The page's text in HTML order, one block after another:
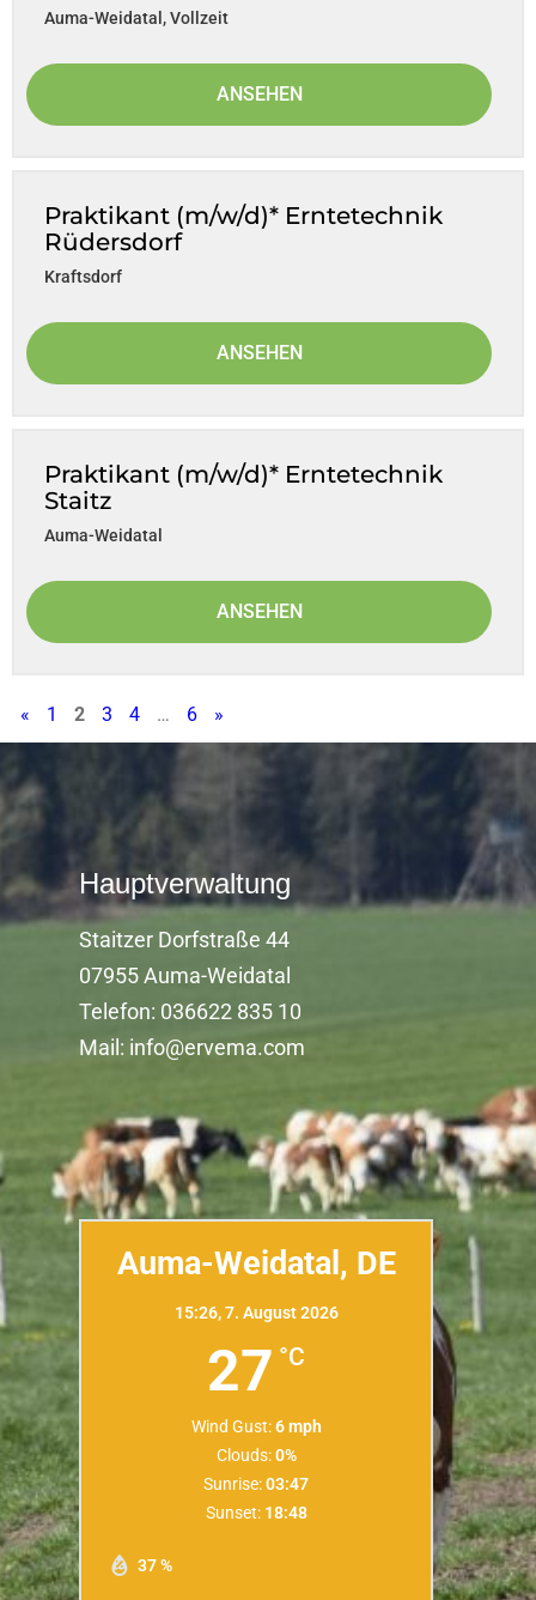
Auma-Weidatal ,Vollzeit
ANSEHEN
Praktikant (m/w/d)* Erntetechnik
Rüdersdorf
Kraftsdorf
ANSEHEN
Praktikant (m/w/d)* Erntetechnik
Staitz
Auma-Weidatal
ANSEHEN
« 1 2 3 4 … 6 »
Hauptverwaltung
Staitzer Dorfstraße 44
07955 Auma-Weidatal
Telefon: 036622 835 10
Mail: info@ervema.com
Auma-Weidatal, DE
15:26,7. August 2026
27 °C
37 %
Wind Gust: 6 mph
Clouds: 0%
Sunrise:03:47
Sunset: 18:48